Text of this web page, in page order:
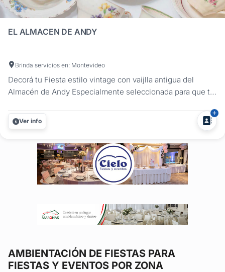
EL ALMACEN DE ANDY
Brinda servicios en: Montevideo
Decorá tu Fiesta estilo vintage con vaijlla antigua del
Almacén de Andy Especialmente seleccionada para que tu
que más te gusten....
Ver info
AMBIENTACIÓN DE FIESTAS PARA
FIESTAS Y EVENTOS POR ZONA